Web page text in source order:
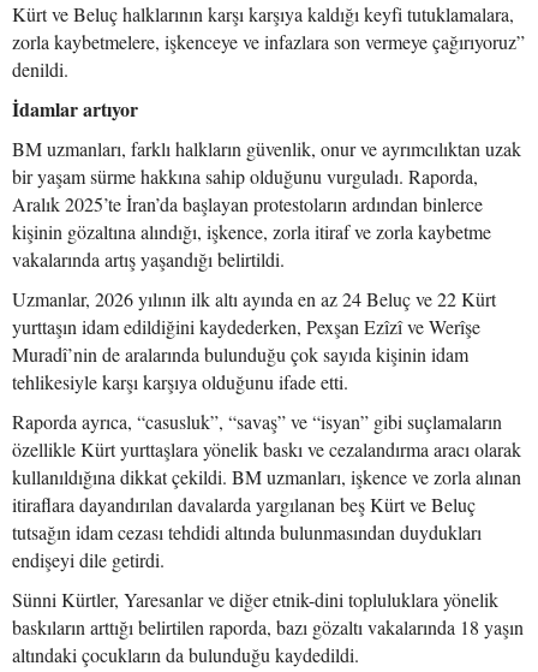
Kürt ve Beluç halklarının karşı karşıya kaldığı keyfi tutuklamalara,
zorla kaybetmelere, işkenceye ve infazlara son vermeye çağırıyoruz”
denildi.
İdamlar artıyor
BM uzmanları, farklı halkların güvenlik, onur ve ayrımcılıktan uzak
bir yaşam sürme hakkına sahip olduğunu vurguladı. Raporda,
Aralık 2025’te İran’da başlayan protestoların ardından binlerce
kişinin gözaltına alındığı, işkence, zorla itiraf ve zorla kaybetme
vakalarında artış yaşandığı belirtildi.
Uzmanlar, 2026 yılının ilk altı ayında en az 24 Beluç ve 22 Kürt
yurttaşın idam edildiğini kaydederken, Pexşan Ezîzî ve Werîşe
Muradî’nin de aralarında bulunduğu çok sayıda kişinin idam
tehlikesiyle karşı karşıya olduğunu ifade etti.
Raporda ayrıca, “casusluk”, “savaş” ve “isyan” gibi suçlamaların
özellikle Kürt yurttaşlara yönelik baskı ve cezalandırma aracı olarak
kullanıldığına dikkat çekildi. BM uzmanları, işkence ve zorla alınan
itiraflara dayandırılan davalarda yargılanan beş Kürt ve Beluç
tutsağın idam cezası tehdidi altında bulunmasından duydukları
endişeyi dile getirdi.
Sünni Kürtler, Yaresanlar ve diğer etnik-dini topluluklara yönelik
baskıların arttığı belirtilen raporda, bazı gözaltı vakalarında 18 yaşın
altındaki çocukların da bulunduğu kaydedildi.